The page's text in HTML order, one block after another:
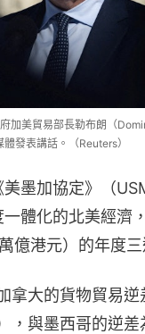
加美貿易部長勒布朗（
發表講話。（Reuters）
墨加協定》（
體化的北美經濟
億港元）的年度三
拿大的貨物貿易
，與墨西哥的逆